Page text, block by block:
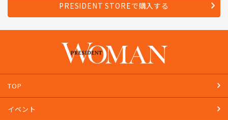
PRESIDENT STOREで購入する
TOP
イベント